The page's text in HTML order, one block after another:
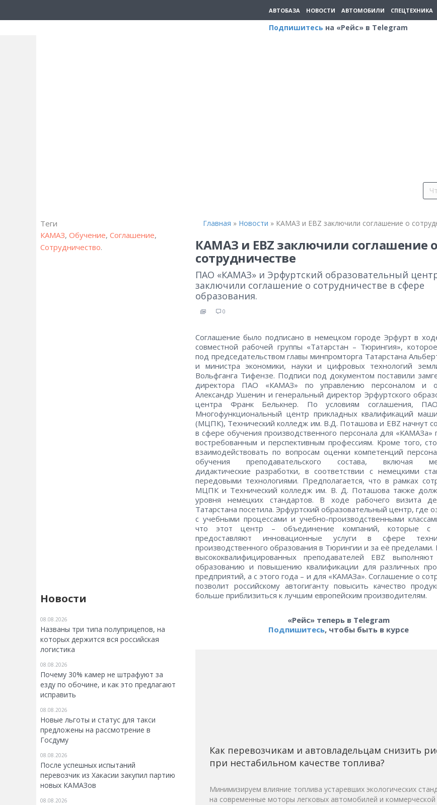
АВТОБАЗА НОВОСТИ АВТОМОБИЛИ СПЕЦТЕХНИКА
Подпишитесь на «Рейс» в Telegram
Теги
КАМАЗ, Обучение, Соглашение,
Сотрудничество.
Новости
08.08.2026
Названы три типа полуприцепов, на
которых держится вся российская
логистика
08.08.2026
Почему 30% камер не штрафуют за
езду по обочине, и как это предлагают
исправить
08.08.2026
Новые льготы и статус для такси
предложены на рассмотрение в
Госдуму
08.08.2026
После успешных испытаний
перевозчик из Хакасии закупил партию
новых КАМАЗов
08.08.2026
Главная » Новости » КАМАЗ и EBZ заключили соглашение о
КАМАЗ и EBZ заключили соглашение о
сотрудничестве
ПАО «КАМАЗ» и Эрфуртский образовательный
заключили соглашение о сотрудничестве в сфере
образования.
0
Соглашение было подписано в немецком городе Эрфурт в
совместной рабочей группы «Татарстан – Тюрингия»,
под председательством главы минпромторга Татарстана
и министра экономики, науки и цифровых технологий
Вольфганга Тифензе. Подписи под документом поставили
директора ПАО «КАМАЗ» по управлению персоналом и
Александр Ушенин и генеральный директор Эрфуртского
центра Франк Белькнер. По условиям соглашения,
Многофункциональный центр прикладных квалификаций
(МЦПК), Технический колледж им. В.Д. Поташова и EBZ начнут
в сфере обучения производственного персонала для «КАМАЗа»
востребованным и перспективным профессиям. Кроме того,
взаимодействовать по вопросам оценки компетенций
обучения преподавательского состава, включая
дидактические разработки, в соответствии с немецкими
передовыми технологиями. Предполагается, что в рамках
МЦПК и Технический колледж им. В. Д. Поташова также
уровня немецких стандартов. В ходе рабочего визита
Татарстана посетила. Эрфуртский образовательный центр, где
с учебными процессами и учебно-производственными
что этот центр – объединение компаний, которые с
предоставляют инновационные услуги в сфере
производственного образования в Тюрингии и за её пределами.
высококвалифицированных преподавателей EBZ
образованию и повышению квалификации для различных
предприятий, а с этого года – и для «КАМАЗа». Соглашение о
позволит российскому автогиганту повысить качество
больше приблизиться к лучшим европейским производителям.
«Рейс» теперь в Telegram
Подпишитесь, чтобы быть в курсе
Как перевозчикам и автовладельцам снизить
при нестабильном качестве топлива?
Минимизируем влияние топлива устаревших экологических
на современные моторы легковых автомобилей и коммерческой